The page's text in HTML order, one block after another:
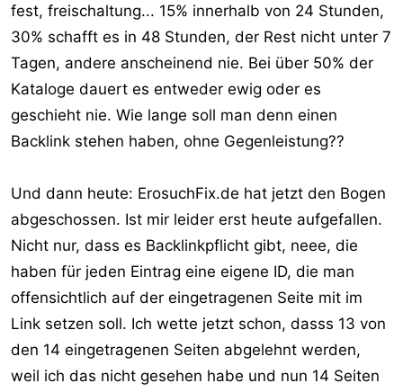
fest, freischaltung... 15% innerhalb von 24 Stunden,
30% schafft es in 48 Stunden, der Rest nicht unter 7
Tagen, andere anscheinend nie. Bei über 50% der
Kataloge dauert es entweder ewig oder es
geschieht nie. Wie lange soll man denn einen
Backlink stehen haben, ohne Gegenleistung??
Und dann heute: ErosuchFix.de hat jetzt den Bogen
abgeschossen. Ist mir leider erst heute aufgefallen.
Nicht nur, dass es Backlinkpflicht gibt, neee, die
haben für jeden Eintrag eine eigene ID, die man
offensichtlich auf der eingetragenen Seite mit im
Link setzen soll. Ich wette jetzt schon, dasss 13 von
den 14 eingetragenen Seiten abgelehnt werden,
weil ich das nicht gesehen habe und nun 14 Seiten